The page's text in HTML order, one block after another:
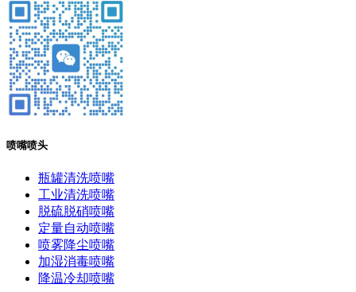
喷嘴喷头
瓶罐清洗喷嘴
工业清洗喷嘴
脱硫脱硝喷嘴
定量自动喷嘴
喷雾降尘喷嘴
加湿消毒喷嘴
降温冷却喷嘴